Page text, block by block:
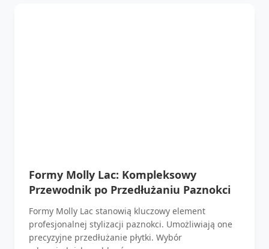
Formy Molly Lac: Kompleksowy
Przewodnik po Przedłużaniu Paznokci
Formy Molly Lac stanowią kluczowy element
profesjonalnej stylizacji paznokci. Umożliwiają one
precyzyjne przedłużanie płytki. Wybór